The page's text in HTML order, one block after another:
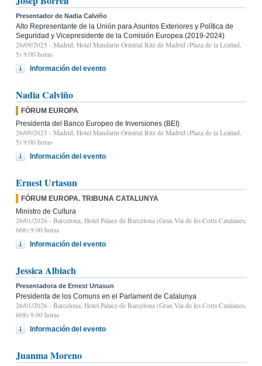
Presentador de Nadia Calviño
Alto Representante de la Unión para Asuntos Exteriores y Política de
Seguridad y Vicepresidente de la Comisión Europea (2019-2024)
26/09/2025 - Madrid, Hotel Mandarin Oriental Ritz de Madrid (Plaza de la Lealtad,
5) 9:00 horas
Información del evento
Nadia Calviño
FÓRUM EUROPA
Presidenta del Banco Europeo de Inversiones (BEI)
26/09/2025 - Madrid, Hotel Mandarin Oriental Ritz de Madrid (Plaza de la Lealtad,
5) 9:00 horas
Información del evento
Ernest Urtasun
FÓRUM EUROPA. TRIBUNA CATALUNYA
Ministro de Cultura
26/01/2026 - Barcelona, Hotel Palace de Barcelona (Gran Vía de les Corts Catalanes,
668) 9.00 horas
Información del evento
Jessica Albiach
Presentadora de Ernest Urtasun
Presidenta de los Comuns en el Parlament de Catalunya
26/01/2026 - Barcelona, Hotel Palace de Barcelona (Gran Vía de les Corts Catalanes,
668) 9.00 horas
Información del evento
Juanma Moreno